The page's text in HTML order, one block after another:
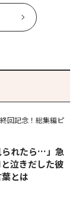
回記念！総集編ピ
られたら…」急
泣きだした彼
とは